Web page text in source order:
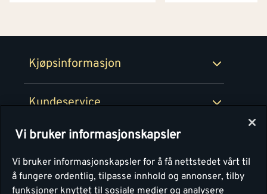
Kjøpsinformasjon
Retur- og angrerettsskjema
Kundeservice
Montér
Personvern
Vi bruker informasjonskapsler
Vi bruker informasjonskapsler for å få nettstedet vårt til
å fungere ordentlig, tilpasse innhold og annonser, tilby
funksjoner knyttet til sosiale medier og analysere